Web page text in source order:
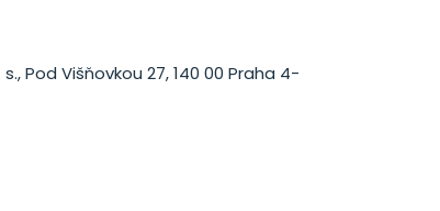
Pod Višňovkou 27, 140 00 Praha 4-